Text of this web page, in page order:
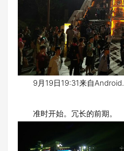
9月19日19:31来自Android.
准时开始。冗长的前期。